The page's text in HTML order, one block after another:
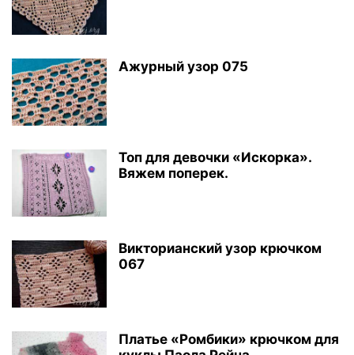
Ажурный узор 075
Топ для девочки «Искорка».
Вяжем поперек.
Викторианский узор крючком
067
Платье «Ромбики» крючком для